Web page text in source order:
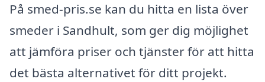
På smed-pris.se kan du hitta en lista över
smeder i Sandhult, som ger dig möjlighet
att jämföra priser och tjänster för att hitta
det bästa alternativet för ditt projekt.